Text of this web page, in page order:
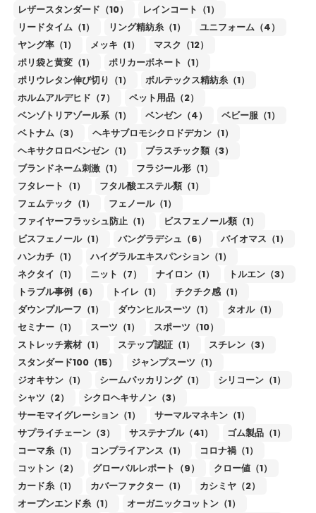
レザースタンダード（10）
レインコート（1）
リードタイム（1）
リング精紡糸（1）
ユニフォーム（4）
ヤング率（1）
メッキ（1）
マスク（12）
ポリ袋と黄変（1）
ポリカーボネート（1）
ポリウレタン伸び切り（1）
ボルテックス精紡糸（1）
ホルムアルデヒド（7）
ペット用品（2）
ベンゾトリアゾール系（1）
ベンゼン（4）
ベビー服（1）
ベトナム（3）
ヘキサブロモシクロドデカン（1）
ヘキサクロロベンゼン（1）
プラスチック類（3）
ブランドネーム刺激（1）
フラジール形（1）
フタレート（1）
フタル酸エステル類（1）
フェムテック（1）
フェノール（1）
ファイヤーフラッシュ防止（1）
ビスフェノール類（1）
ビスフェノール（1）
バングラデシュ（6）
バイオマス（1）
ハンカチ（1）
ハイグラルエキスパンション（1）
ネクタイ（1）
ニット（7） ナイロン（1）
トルエン（3）
トラブル事例（6）
トイレ（1）
チクチク感（1）
ダウンプルーフ（1）
ダウンヒルスーツ（1）
タオル（1）
セミナー（1）
スーツ（1）
スポーツ（10）
ストレッチ素材（1）
ステップ認証（1）
スチレン（3）
スタンダード100（15）
ジャンプスーツ（1）
ジオキサン（1）
シームパッカリング（1）
シリコーン（1）
シャツ（2）
シクロヘキサノン（3）
サーモマイグレーション（1）
サーマルマネキン（1）
サプライチェーン（3）
サステナブル（41）
ゴム製品（1）
コーマ糸（1）
コンプライアンス（1）
コロナ禍（1）
コットン（2）
グローバルレポート（9）
クロー値（1）
カード糸（1）
カバーファクター（1）
カシミヤ（2）
オープンエンド糸（1）
オーガニックコットン（1）